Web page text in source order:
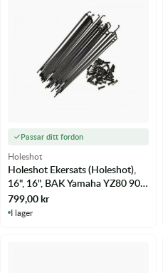
Passar ditt fordon
Holeshot
Holeshot Ekersats (Holeshot),
16", 16", BAK Yamaha YZ80 90-
01 - m.fl.
799,00kr
I lager